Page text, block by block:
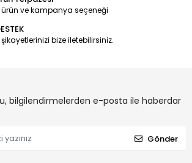
ürün ve kampanya seçeneği
bize iletebilirsiniz.
bilgilendirmelerden e-posta ile haberdar
Gönder